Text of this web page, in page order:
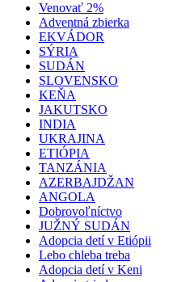
Venovať 2%
Adventná zbierka
EKVÁDOR
SÝRIA
SUDÁN
SLOVENSKO
KEŇA
JAKUTSKO
INDIA
UKRAJINA
ETIÓPIA
TANZÁNIA
AZERBAJDŽAN
ANGOLA
Dobrovoľníctvo
JUŽNÝ SUDÁN
Adopcia detí v Etiópii
Lebo chleba treba
Adopcia detí v Keni